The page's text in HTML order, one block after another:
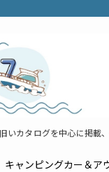
カタログを中心に掲載
キャンピングカー＆ア